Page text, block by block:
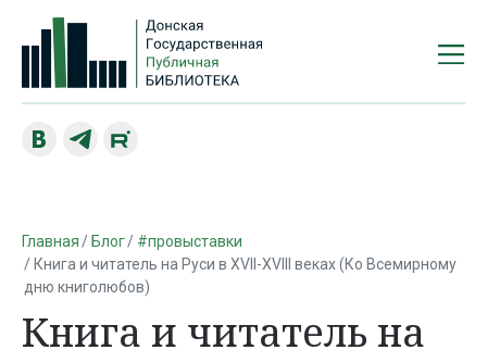
Главная Блог
#провыставки
Книга и читатель на Руси в XVII-XVIII веках (Ко Всемирному
дню книголюбов)
Книга и читатель на